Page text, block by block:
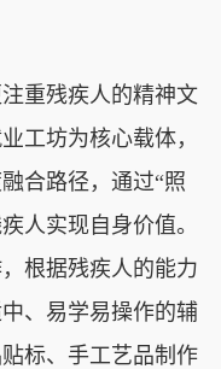
重残疾人的精神文
工坊为核心载体，
合路径，通过“照
人实现自身价值。
根据残疾人的能力
、易学易操作的辅
标、手工艺品制作